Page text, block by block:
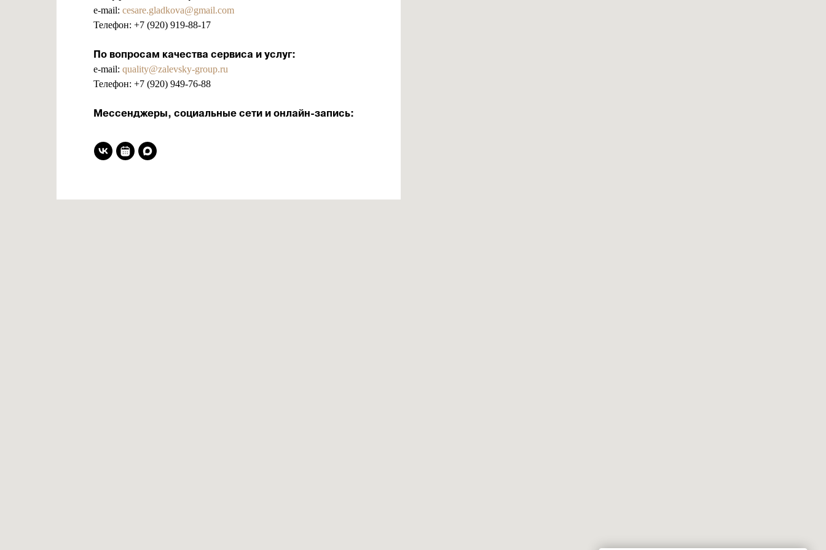
e-mail: cesare.gladkova@gmail.com
Телефон: +7 (920) 919-88-17
По вопросам качества сервиса и услуг:
e-mail: quality@zalevsky-group.ru
Телефон: +7 (920) 949-76-88
Мессенджеры, социальные сети и онлайн-запись: